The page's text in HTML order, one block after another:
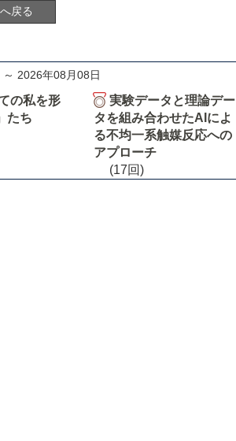
戻る
2026年08月08日
の私を形
たち
実験データと理論デー
タを組み合わせたAIによ
る不均一系触媒反応への
アプローチ
(17回)